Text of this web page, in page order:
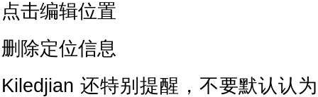
点击编辑位置
删除定位信息
Kiledjian 还特别提醒，不要默认认